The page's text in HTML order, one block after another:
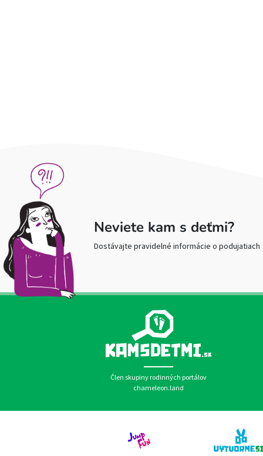
Neviete kam s deťmi?
Dostávajte pravidelné informácie o podujatiach
Člen skupiny rodinných portálov
chameleon.land